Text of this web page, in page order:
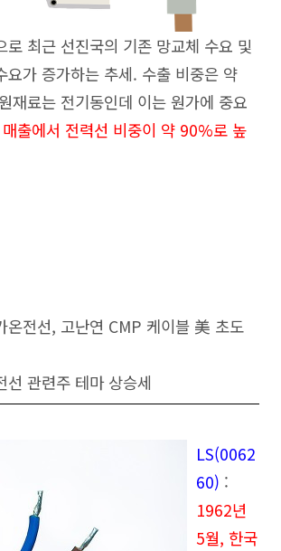
로 최근 선진국의 기존 망교체 수요 및
요가 증가하는 추세. 수출 비중은 약
재료는 전기동인데 이는 원가에 중요
매출에서 전력선 비중이 약 90%로 높
전선, 고난연 CMP 케이블 美 초도
관련주 테마 상승세
LS(0062
60) :
1962년
5월, 한국